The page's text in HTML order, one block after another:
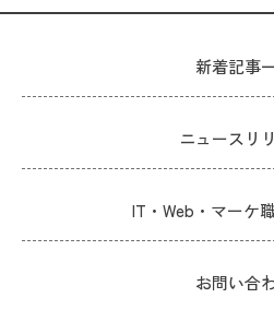
新着記事
ニュースリ
IT・Web・マーケ
お問い合